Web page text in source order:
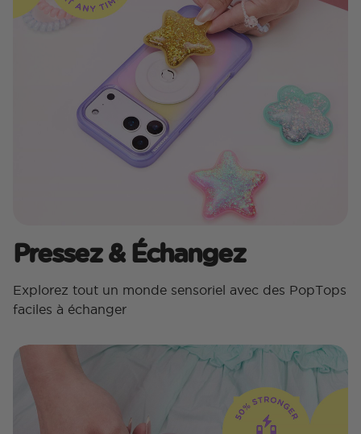
Pressez & Échangez
Explorez tout un monde sensoriel avec des PopTops
faciles à échanger